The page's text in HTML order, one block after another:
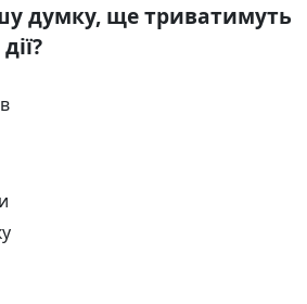
думку, ще триватимуть